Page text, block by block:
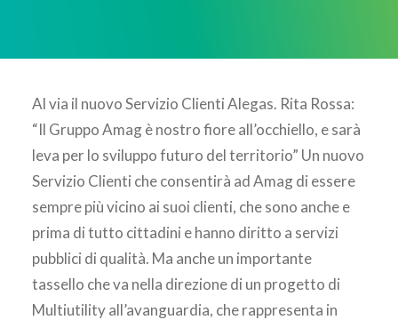
NEWS
FORNITORI
AREA CLIENTI
Al via il nuovo Servizio Clienti Alegas. Rita Rossa:
“Il Gruppo Amag è nostro fiore all’occhiello, e sarà
leva per lo sviluppo futuro del territorio” Un nuovo
Servizio Clienti che consentirà ad Amag di essere
sempre più vicino ai suoi clienti, che sono anche e
prima di tutto cittadini e hanno diritto a servizi
pubblici di qualità. Ma anche un importante
tassello che va nella direzione di un progetto di
Multiutility all’avanguardia, che rappresenta in